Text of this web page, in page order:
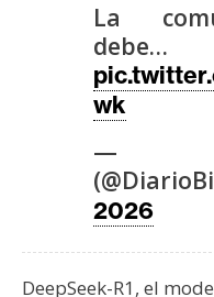
m
R
e
La
debe…
wk
—
2026
DeepSeek-R1, el